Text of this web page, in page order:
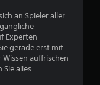
n
g
:
an Spieler aller
Experten
gerade erst mit
auffrischen
alles